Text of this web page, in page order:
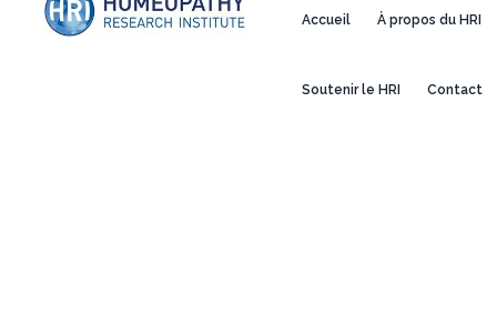
Accueil À propos du HRI
Soutenir le HRI Contact